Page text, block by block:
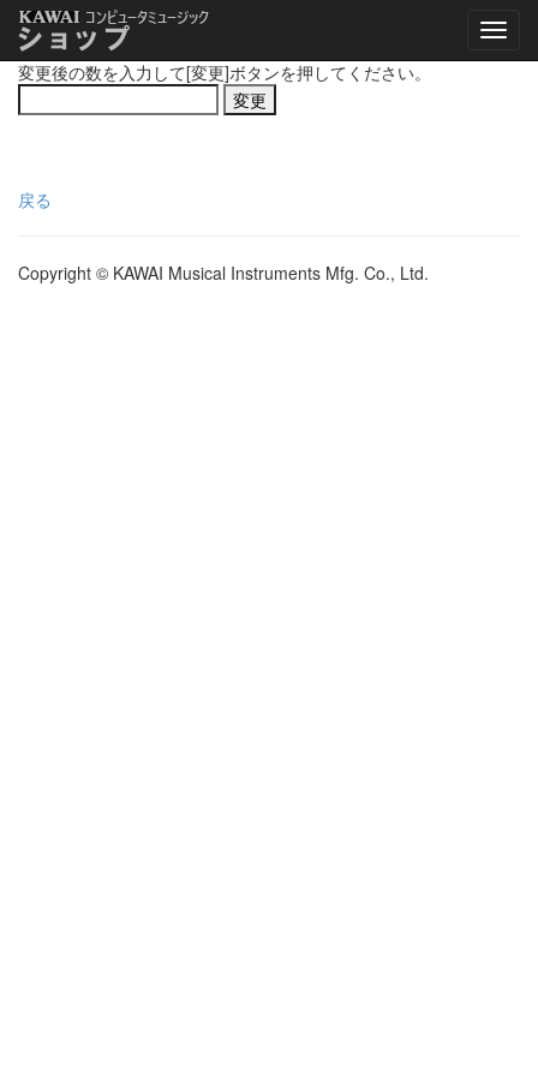
変更後の数を入力して[変更]ボタンを押してください。
戻る
Copyright © KAWAI Musical Instruments Mfg. Co., Ltd.